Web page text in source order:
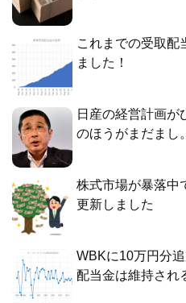
これまでの受取配
ました！
日産の経営計画が
のほうがまだまし。
株式市場が暴落中
更新しました
WBKに10万円分
配当金は維持され